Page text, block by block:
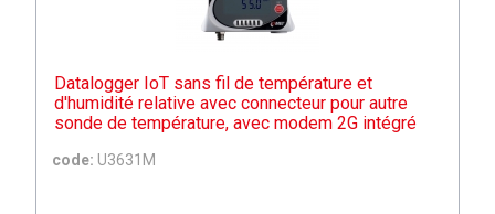
Datalogger IoT sans fil de température et
d'humidité relative avec connecteur pour autre
sonde de température, avec modem 2G intégré
code: U3631M